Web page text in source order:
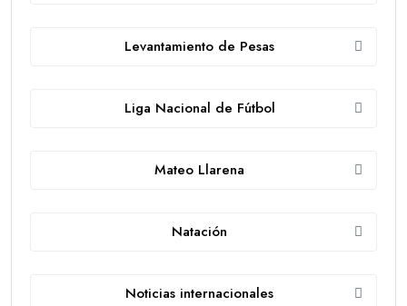
Levantamiento de Pesas
Liga Nacional de Fútbol
Mateo Llarena
Natación
Noticias internacionales